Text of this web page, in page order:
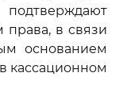
в связи
основанием
кассационном